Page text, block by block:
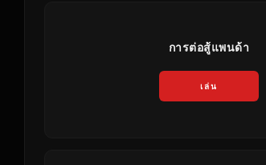
การต่อสู้แพนด้า
เล่น